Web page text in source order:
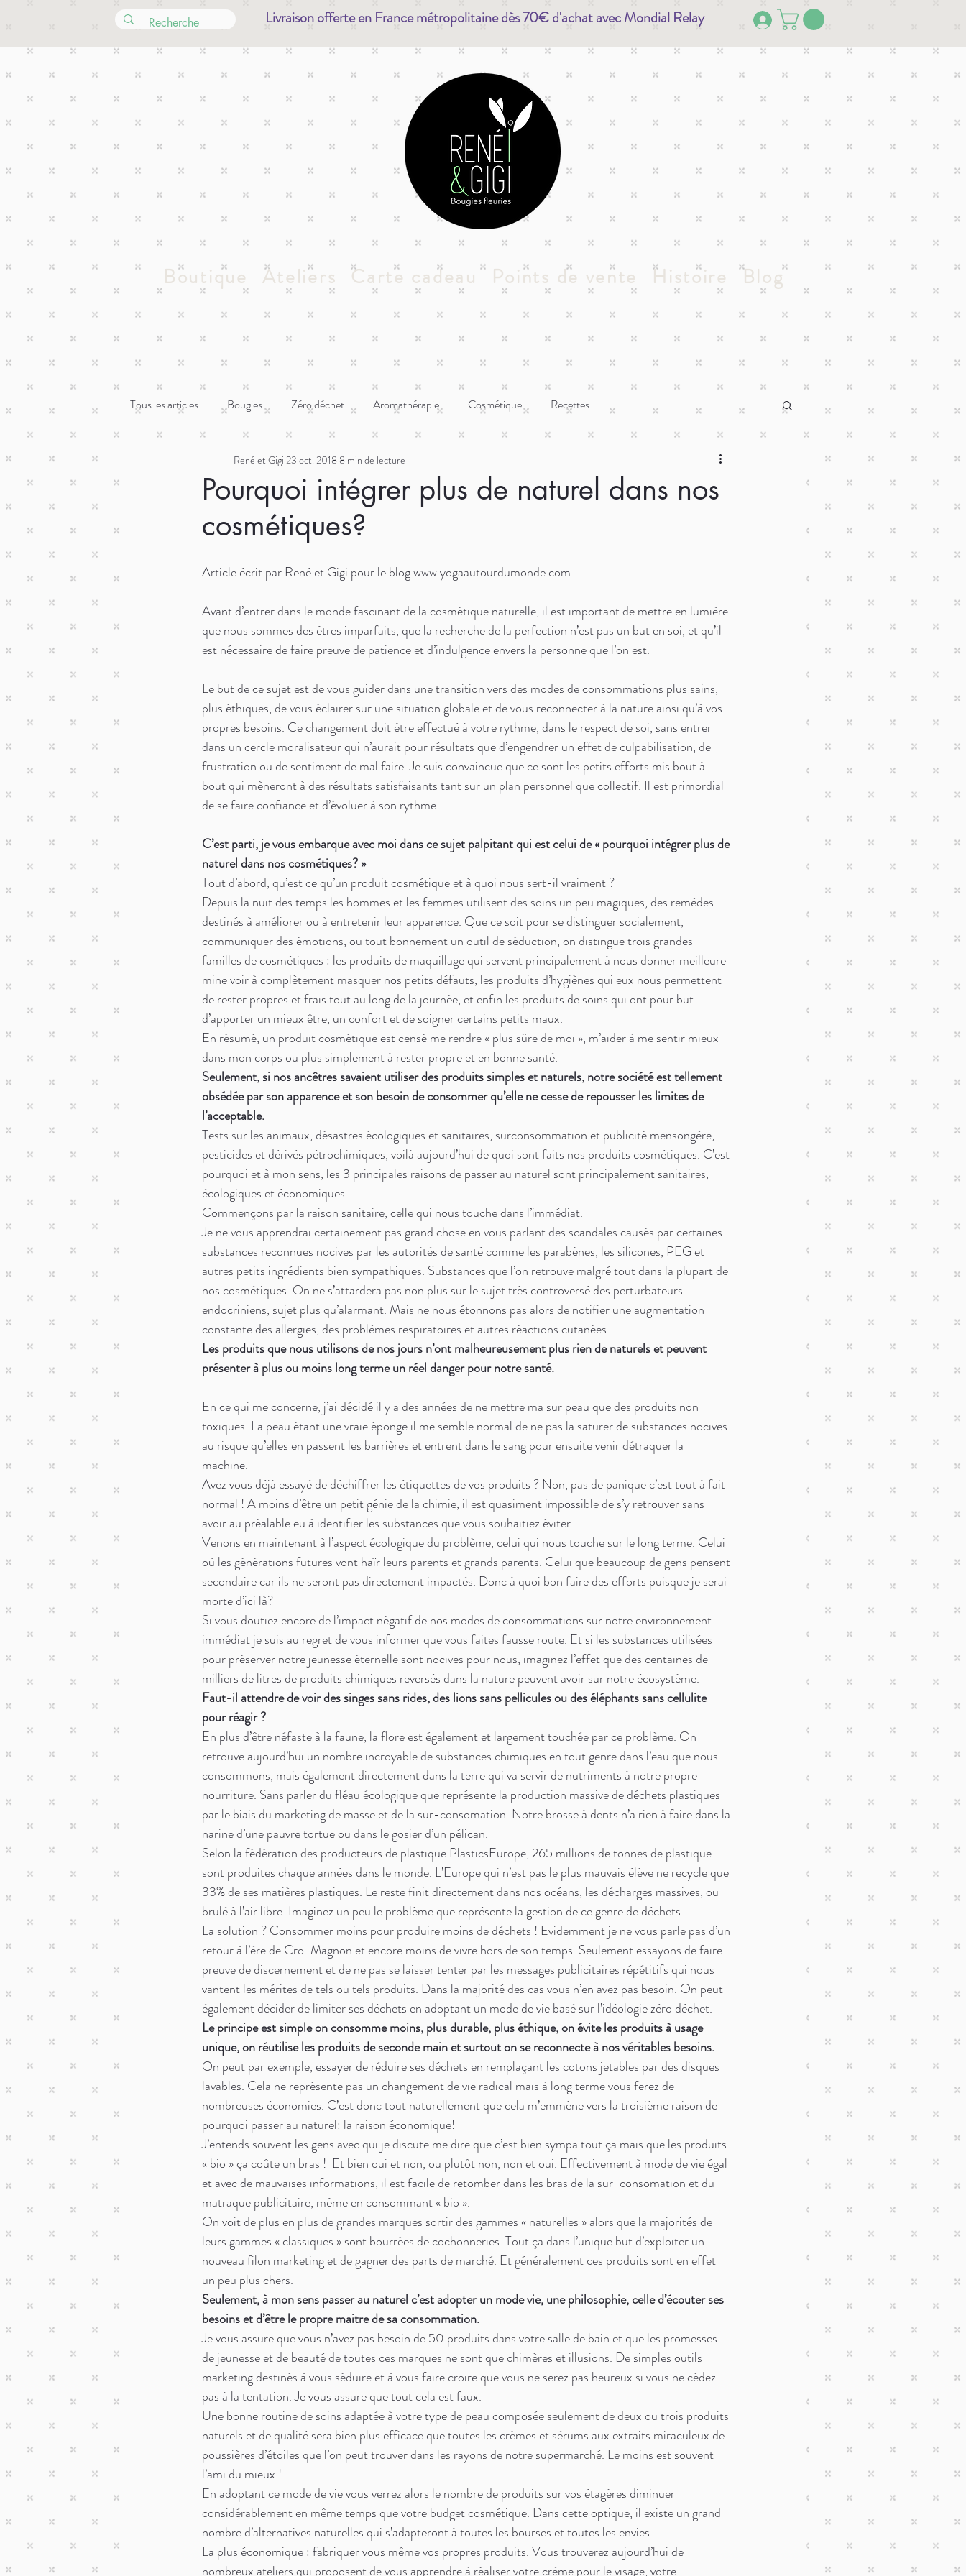
Livraison offerte en France métropolitaine dès 70€ d'achat avec Mondial Relay
Tous les articles Bougies Zéro déchet Aromathérapie Cosmétique Recettes
Pourquoi intégrer plus de naturel dans nos
cosmétiques?
René et Gigi 23 oct. 2018 8 min de lecture
Article écrit par René et Gigi pour le blog www.yogaautourdumonde.com
Avant d’entrer dans le monde fascinant de la cosmétique naturelle, il est important de mettre en lumière
que nous sommes des êtres imparfaits, que la recherche de la perfection n’est pas un but en soi, et qu’il
est nécessaire de faire preuve de patience et d’indulgence envers la personne que l’on est.
Le but de ce sujet est de vous guider dans une transition vers des modes de consommations plus sains,
plus éthiques, de vous éclairer sur une situation globale et de vous reconnecter à la nature ainsi qu’à vos
propres besoins. Ce changement doit être effectué à votre rythme, dans le respect de soi, sans entrer
dans un cercle moralisateur qui n’aurait pour résultats que d’engendrer un effet de culpabilisation, de
frustration ou de sentiment de mal faire. Je suis convaincue que ce sont les petits efforts mis bout à
bout qui mèneront à des résultats satisfaisants tant sur un plan personnel que collectif. Il est primordial
de se faire confiance et d’évoluer à son rythme.
C’est parti, je vous embarque avec moi dans ce sujet palpitant qui est celui de « pourquoi intégrer plus de
naturel dans nos cosmétiques? »
Tout d’abord, qu’est ce qu’un produit cosmétique et à quoi nous sert-il vraiment ?
Depuis la nuit des temps les hommes et les femmes utilisent des soins un peu magiques, des remèdes
destinés à améliorer ou à entretenir leur apparence. Que ce soit pour se distinguer socialement,
communiquer des émotions, ou tout bonnement un outil de séduction, on distingue trois grandes
familles de cosmétiques : les produits de maquillage qui servent principalement à nous donner meilleure
mine voir à complètement masquer nos petits défauts, les produits d’hygiènes qui eux nous permettent
de rester propres et frais tout au long de la journée, et enfin les produits de soins qui ont pour but
d’apporter un mieux être, un confort et de soigner certains petits maux.
En résumé, un produit cosmétique est censé me rendre « plus sûre de moi », m’aider à me sentir mieux
dans mon corps ou plus simplement à rester propre et en bonne santé.
Seulement, si nos ancêtres savaient utiliser des produits simples et naturels, notre société est tellement
obsédée par son apparence et son besoin de consommer qu’elle ne cesse de repousser les limites de
l’acceptable.
Tests sur les animaux, désastres écologiques et sanitaires, surconsommation et publicité mensongère,
pesticides et dérivés pétrochimiques, voilà aujourd’hui de quoi sont faits nos produits cosmétiques. C’est
pourquoi et à mon sens, les 3 principales raisons de passer au naturel sont principalement sanitaires,
écologiques et économiques.
Commençons par la raison sanitaire, celle qui nous touche dans l’immédiat.
Je ne vous apprendrai certainement pas grand chose en vous parlant des scandales causés par certaines
substances reconnues nocives par les autorités de santé comme les parabènes, les silicones, PEG et
autres petits ingrédients bien sympathiques. Substances que l’on retrouve malgré tout dans la plupart de
nos cosmétiques. On ne s’attardera pas non plus sur le sujet très controversé des perturbateurs
endocriniens, sujet plus qu’alarmant. Mais ne nous étonnons pas alors de notifier une augmentation
constante des allergies, des problèmes respiratoires et autres réactions cutanées.
Les produits que nous utilisons de nos jours n’ont malheureusement plus rien de naturels et peuvent
présenter à plus ou moins long terme un réel danger pour notre santé.
En ce qui me concerne, j’ai décidé il y a des années de ne mettre ma sur peau que des produits non
toxiques. La peau étant une vraie éponge il me semble normal de ne pas la saturer de substances nocives
au risque qu’elles en passent les barrières et entrent dans le sang pour ensuite venir détraquer la
machine.
Avez vous déjà essayé de déchiffrer les étiquettes de vos produits ? Non, pas de panique c’est tout à fait
normal ! A moins d’être un petit génie de la chimie, il est quasiment impossible de s’y retrouver sans
avoir au préalable eu à identifier les substances que vous souhaitiez éviter.
Venons en maintenant à l’aspect écologique du problème, celui qui nous touche sur le long terme. Celui
où les générations futures vont haïr leurs parents et grands parents. Celui que beaucoup de gens pensent
secondaire car ils ne seront pas directement impactés. Donc à quoi bon faire des efforts puisque je serai
morte d’ici là?
Si vous doutiez encore de l’impact négatif de nos modes de consommations sur notre environnement
immédiat je suis au regret de vous informer que vous faites fausse route. Et si les substances utilisées
pour préserver notre jeunesse éternelle sont nocives pour nous, imaginez l’effet que des centaines de
milliers de litres de produits chimiques reversés dans la nature peuvent avoir sur notre écosystème.
Faut-il attendre de voir des singes sans rides, des lions sans pellicules ou des éléphants sans cellulite
pour réagir ?
En plus d’être néfaste à la faune, la flore est également et largement touchée par ce problème. On
retrouve aujourd’hui un nombre incroyable de substances chimiques en tout genre dans l’eau que nous
consommons, mais également directement dans la terre qui va servir de nutriments à notre propre
nourriture. Sans parler du fléau écologique que représente la production massive de déchets plastiques
par le biais du marketing de masse et de la sur-consomation. Notre brosse à dents n’a rien à faire dans la
narine d’une pauvre tortue ou dans le gosier d’un pélican.
Selon la fédération des producteurs de plastique PlasticsEurope, 265 millions de tonnes de plastique
sont produites chaque années dans le monde. L’Europe qui n’est pas le plus mauvais élève ne recycle que
33% de ses matières plastiques. Le reste finit directement dans nos océans, les décharges massives, ou
brulé à l’air libre. Imaginez un peu le problème que représente la gestion de ce genre de déchets.
La solution ? Consommer moins pour produire moins de déchets ! Evidemment je ne vous parle pas d’un
retour à l’ère de Cro-Magnon et encore moins de vivre hors de son temps. Seulement essayons de faire
preuve de discernement et de ne pas se laisser tenter par les messages publicitaires répétitifs qui nous
vantent les mérites de tels ou tels produits. Dans la majorité des cas vous n’en avez pas besoin. On peut
également décider de limiter ses déchets en adoptant un mode de vie basé sur l’idéologie zéro déchet.
Le principe est simple on consomme moins, plus durable, plus éthique, on évite les produits à usage
unique, on réutilise les produits de seconde main et surtout on se reconnecte à nos véritables besoins.
On peut par exemple, essayer de réduire ses déchets en remplaçant les cotons jetables par des disques
lavables. Cela ne représente pas un changement de vie radical mais à long terme vous ferez de
nombreuses économies. C’est donc tout naturellement que cela m’emmène vers la troisième raison de
pourquoi passer au naturel: la raison économique!
J’entends souvent les gens avec qui je discute me dire que c’est bien sympa tout ça mais que les produits
« bio » ça coûte un bras !  Et bien oui et non, ou plutôt non, non et oui. Effectivement à mode de vie égal
et avec de mauvaises informations, il est facile de retomber dans les bras de la sur-consomation et du
matraque publicitaire, même en consommant « bio ».
On voit de plus en plus de grandes marques sortir des gammes « naturelles » alors que la majorités de
leurs gammes « classiques » sont bourrées de cochonneries. Tout ça dans l’unique but d’exploiter un
nouveau filon marketing et de gagner des parts de marché. Et généralement ces produits sont en effet
un peu plus chers.
Seulement, à mon sens passer au naturel c’est adopter un mode vie, une philosophie, celle d’écouter ses
besoins et d’être le propre maitre de sa consommation.
Je vous assure que vous n’avez pas besoin de 50 produits dans votre salle de bain et que les promesses
de jeunesse et de beauté de toutes ces marques ne sont que chimères et illusions. De simples outils
marketing destinés à vous séduire et à vous faire croire que vous ne serez pas heureux si vous ne cédez
pas à la tentation. Je vous assure que tout cela est faux.
Une bonne routine de soins adaptée à votre type de peau composée seulement de deux ou trois produits
naturels et de qualité sera bien plus efficace que toutes les crèmes et sérums aux extraits miraculeux de
poussières d’étoiles que l’on peut trouver dans les rayons de notre supermarché. Le moins est souvent
l’ami du mieux !
En adoptant ce mode de vie vous verrez alors le nombre de produits sur vos étagères diminuer
considérablement en même temps que votre budget cosmétique. Dans cette optique, il existe un grand
nombre d’alternatives naturelles qui s’adapteront à toutes les bourses et toutes les envies.
La plus économique : fabriquer vous même vos propres produits. Vous trouverez aujourd’hui de
nombreux ateliers qui proposent de vous apprendre à réaliser votre crème pour le visage, votre
Boutique Ateliers Carte cadeau Points de vente Histoire Blog